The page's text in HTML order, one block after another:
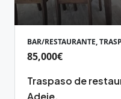
BAR/RESTAURANTE,
85,000€
Traspaso de
Adeje.